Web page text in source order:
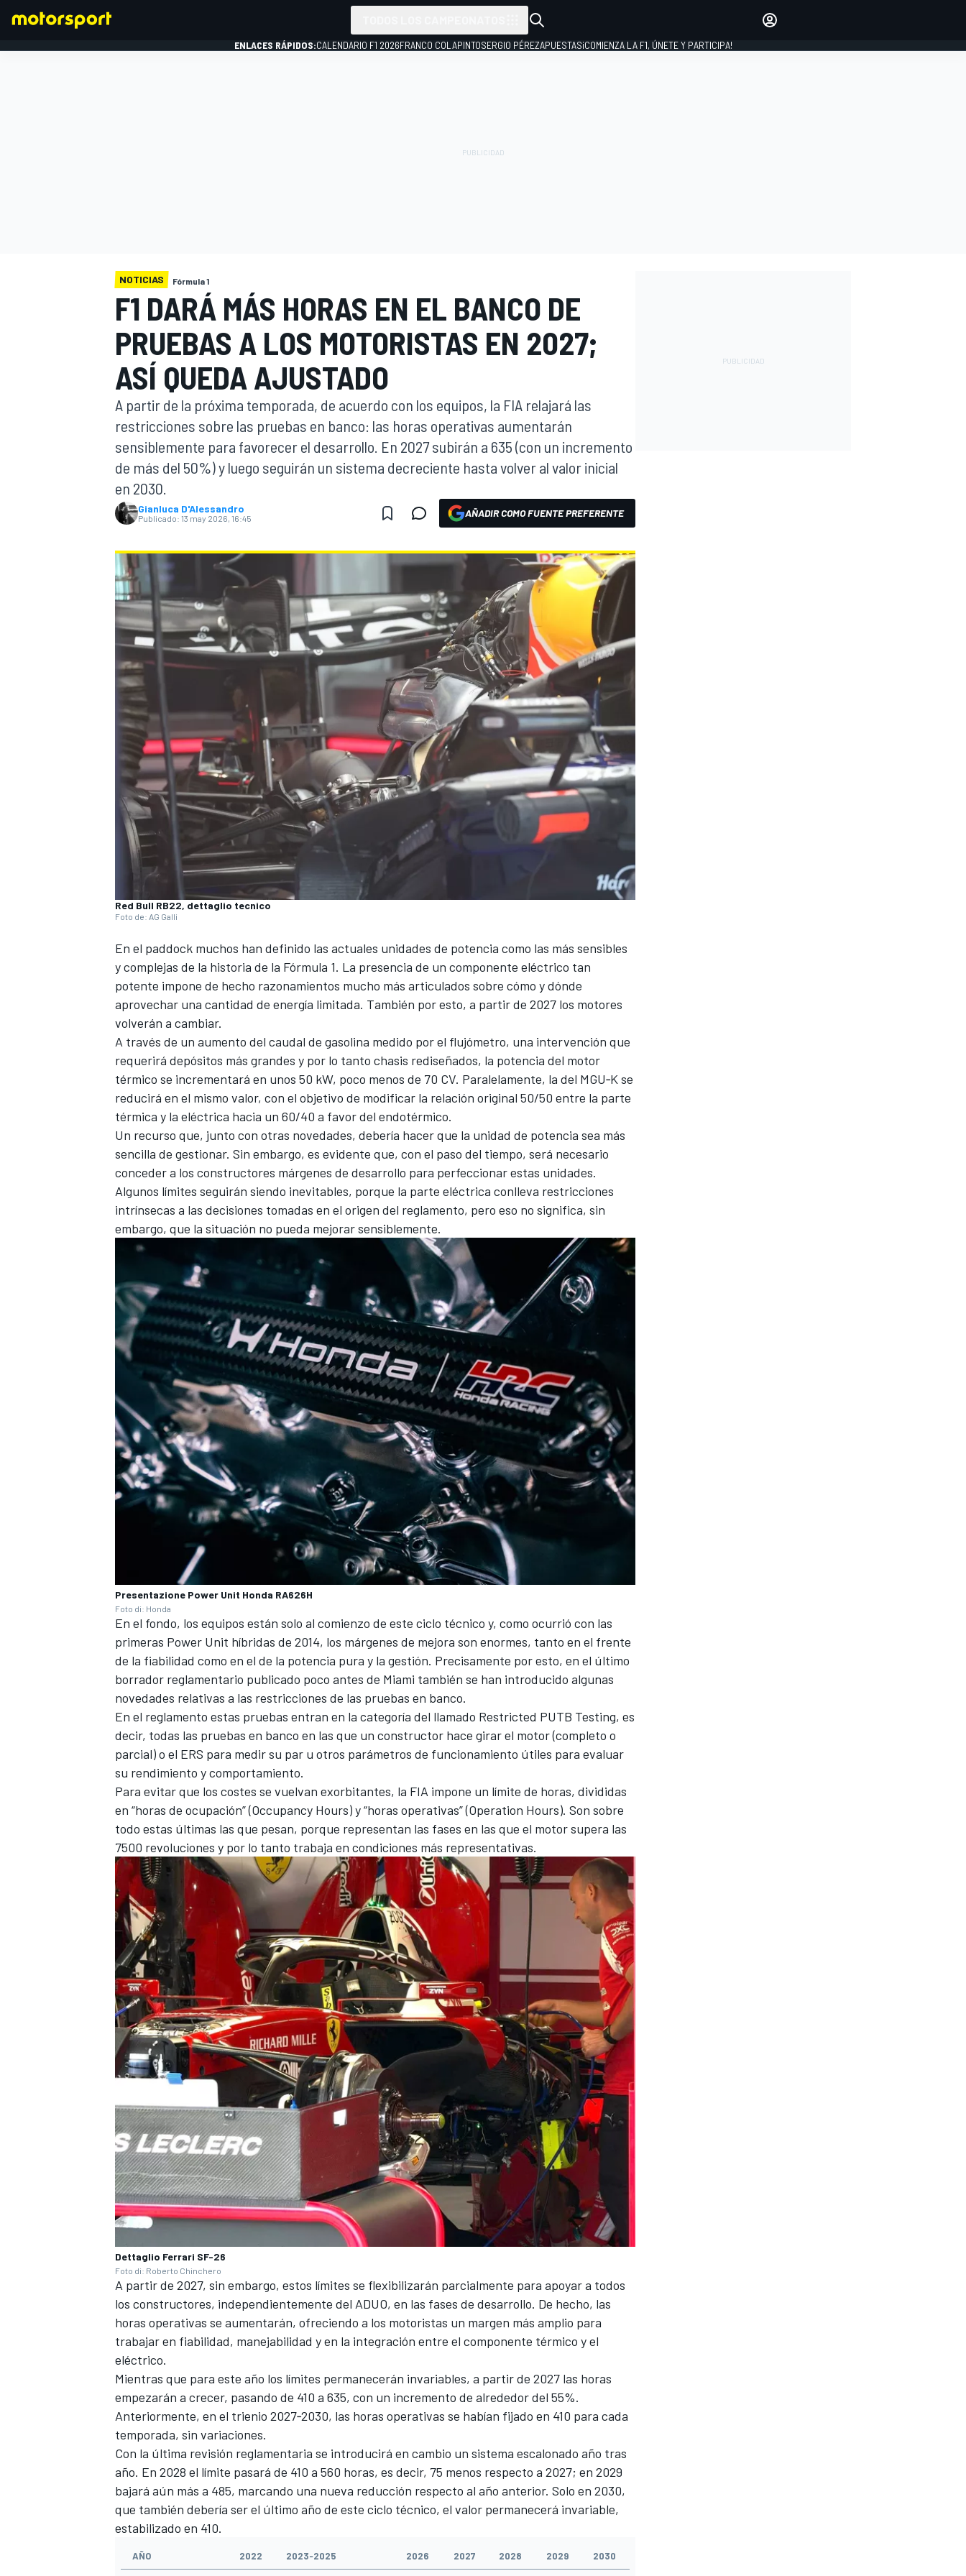
INDYCAR
MOTOGP
NASCAR CUP
FÓRMULA E
WRC
MÁS CATEGORÍAS
INICIAR SESIÓN
ENLACES RÁPIDOS:CALENDARIO F1 2026FRANCO COLAPINTOSERGIO PÉREZAPUESTAS¡COMIENZA LA F1, ÚNETE Y PARTICIPA!
NOTICIAS Fórmula 1
F1 DARÁ MÁS HORAS EN EL BANCO DE
PRUEBAS A LOS MOTORISTAS EN 2027;
ASÍ QUEDA AJUSTADO
A partir de la próxima temporada, de acuerdo con los equipos, la FIA relajará las
restricciones sobre las pruebas en banco: las horas operativas aumentarán
sensiblemente para favorecer el desarrollo. En 2027 subirán a 635 (con un incremento
de más del 50%) y luego seguirán un sistema decreciente hasta volver al valor inicial
en 2030.
Gianluca D'Alessandro
Publicado: 13 may 2026, 16:45 AÑADIR COMO FUENTE PREFERENTE
Red Bull RB22, dettaglio tecnico
Foto de: AG Galli
En el paddock muchos han definido las actuales unidades de potencia como las más sensibles
y complejas de la historia de la Fórmula 1. La presencia de un componente eléctrico tan
potente impone de hecho razonamientos mucho más articulados sobre cómo y dónde
aprovechar una cantidad de energía limitada. También por esto, a partir de 2027 los motores
volverán a cambiar.
A través de un aumento del caudal de gasolina medido por el flujómetro, una intervención que
requerirá depósitos más grandes y por lo tanto chasis rediseñados, la potencia del motor
térmico se incrementará en unos 50 kW, poco menos de 70 CV. Paralelamente, la del MGU‑K se
reducirá en el mismo valor, con el objetivo de modificar la relación original 50/50 entre la parte
térmica y la eléctrica hacia un 60/40 a favor del endotérmico.
Un recurso que, junto con otras novedades, debería hacer que la unidad de potencia sea más
sencilla de gestionar. Sin embargo, es evidente que, con el paso del tiempo, será necesario
conceder a los constructores márgenes de desarrollo para perfeccionar estas unidades.
Algunos límites seguirán siendo inevitables, porque la parte eléctrica conlleva restricciones
intrínsecas a las decisiones tomadas en el origen del reglamento, pero eso no significa, sin
embargo, que la situación no pueda mejorar sensiblemente.
Presentazione Power Unit Honda RA626H
Foto di: Honda
En el fondo, los equipos están solo al comienzo de este ciclo técnico y, como ocurrió con las
primeras Power Unit híbridas de 2014, los márgenes de mejora son enormes, tanto en el frente
de la fiabilidad como en el de la potencia pura y la gestión. Precisamente por esto, en el último
borrador reglamentario publicado poco antes de Miami también se han introducido algunas
novedades relativas a las restricciones de las pruebas en banco.
En el reglamento estas pruebas entran en la categoría del llamado Restricted PUTB Testing, es
decir, todas las pruebas en banco en las que un constructor hace girar el motor (completo o
parcial) o el ERS para medir su par u otros parámetros de funcionamiento útiles para evaluar
su rendimiento y comportamiento.
Para evitar que los costes se vuelvan exorbitantes, la FIA impone un límite de horas, divididas
en “horas de ocupación” (Occupancy Hours) y “horas operativas” (Operation Hours). Son sobre
todo estas últimas las que pesan, porque representan las fases en las que el motor supera las
7500 revoluciones y por lo tanto trabaja en condiciones más representativas.
Dettaglio Ferrari SF-26
Foto di: Roberto Chinchero
A partir de 2027, sin embargo, estos límites se flexibilizarán parcialmente para apoyar a todos
los constructores, independientemente del ADUO, en las fases de desarrollo. De hecho, las
horas operativas se aumentarán, ofreciendo a los motoristas un margen más amplio para
trabajar en fiabilidad, manejabilidad y en la integración entre el componente térmico y el
eléctrico.
Mientras que para este año los límites permanecerán invariables, a partir de 2027 las horas
empezarán a crecer, pasando de 410 a 635, con un incremento de alrededor del 55%.
Anteriormente, en el trienio 2027‑2030, las horas operativas se habían fijado en 410 para cada
temporada, sin variaciones.
Con la última revisión reglamentaria se introducirá en cambio un sistema escalonado año tras
año. En 2028 el límite pasará de 410 a 560 horas, es decir, 75 menos respecto a 2027; en 2029
bajará aún más a 485, marcando una nueva reducción respecto al año anterior. Solo en 2030,
que también debería ser el último año de este ciclo técnico, el valor permanecerá invariable,
estabilizado en 410.
AÑO 2022 2023‑2025 2026 2027 2028 2029 2030